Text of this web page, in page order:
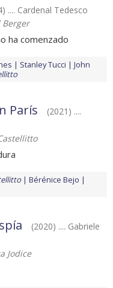
.... Cardenal Tedesco
Berger
ha comenzado
Stanley Tucci
John
París
(2021) ....
Bérénice Bejo
(2020) .... Gabriele
Jodice